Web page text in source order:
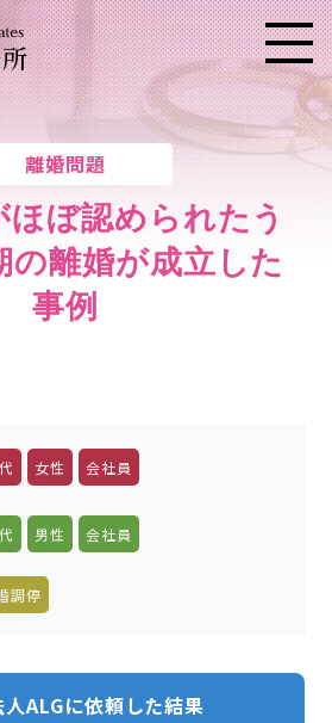
メニ
離婚問題
ほぼ認められたう
の離婚が成立した
事例
女性 会社員
男性 会社員
調停
ALGに依頼した結果